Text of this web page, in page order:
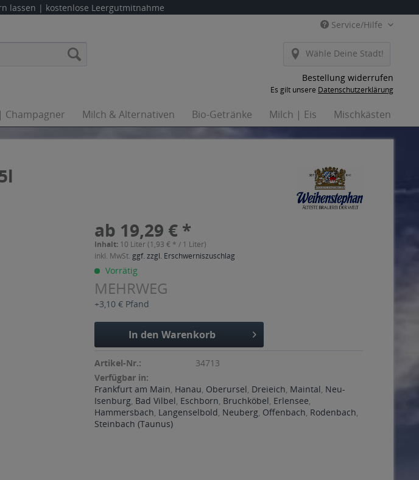
lassen | kostenlose Leergutmitnahme
Service/Hilfe
Wähle Deine Stadt!
Bestellung widerrufen
Es gilt unsere Datenschutzerklärung
Champagner Milch & Alternativen Bio-Getränke Milch | Eis Mischkästen
ab 19,29 € *
Inhalt: 10 Liter (1,93 € * / 1 Liter)
inkl. MwSt. ggf. zzgl. Erschwerniszuschlag
Vorrätig
MEHRWEG
+3,10 € Pfand
In den Warenkorb
Artikel-Nr.:
34713
Verfügbar in:
Frankfurt am Main, Hanau, Oberursel, Dreieich, Maintal, Neu-
Isenburg, Bad Vilbel, Eschborn, Bruchköbel, Erlensee,
Hammersbach, Langenselbold, Neuberg, Offenbach, Rodenbach,
Steinbach (Taunus)